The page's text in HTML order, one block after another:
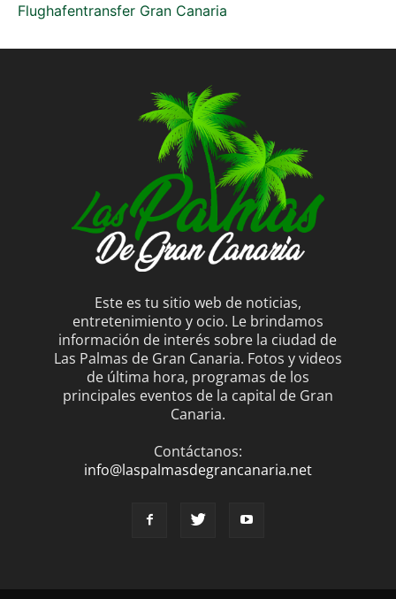
Flughafentransfer Gran Canaria
Este es tu sitio web de noticias,
entretenimiento y ocio. Le brindamos
información de interés sobre la ciudad de
Las Palmas de Gran Canaria. Fotos y videos
de última hora, programas de los
principales eventos de la capital de Gran
Canaria.
Contáctanos:
info@laspalmasdegrancanaria.net